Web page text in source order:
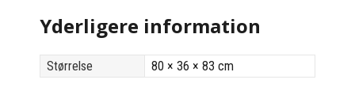
Yderligere information
Størrelse 80 × 36 × 83 cm